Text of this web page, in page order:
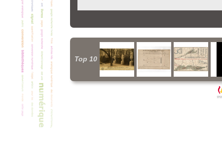
Top 10